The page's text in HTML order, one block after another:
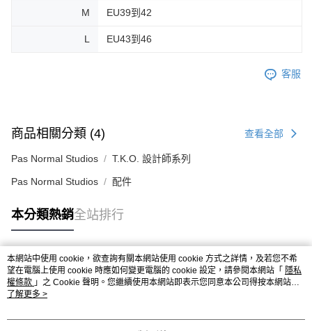
M EU39到42
L EU43到46
客服
商品相關分類 (4) 查看全部
Pas Normal Studios T.K.O. 設計師系列
Pas Normal Studios 配件
本分類熱銷全站排行
熱門標籤
本網站中使用 cookie，欲查詢有關本網站使用 cookie 方式之詳情，及若您不希
望在電腦上使用 cookie 時應如何變更電腦的 cookie 設定，請參閱本網站「 隱私
權條款 」之 Cookie 聲明。您繼續使用本網站即表示您同意本公司得按本網站使
用條款之 Cookie 聲明使用 cookie。
了解更多 >